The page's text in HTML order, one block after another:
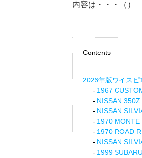
内容は・・・（）
Contents
2026年版ワイスピ
1967
NISSAN 350Z
NISSAN
1970 MONTE
1970 ROAD
NISSAN
1999